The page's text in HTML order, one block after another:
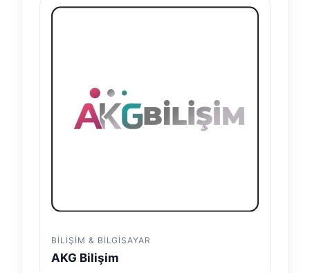
BILIŞIM & BILGISAYAR
AKG Bilişim